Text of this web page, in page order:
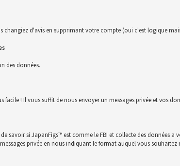
changiez d'avis en supprimant votre compte (oui c'est logique
des données.
! Il vous suffit de nous envoyer un messages privée et vos
savoir si JapanFigs™ est comme le FBI et collecte des données
privée en nous indiquant le format auquel vous souhaitez